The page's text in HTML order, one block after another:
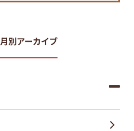
月別アーカイブ